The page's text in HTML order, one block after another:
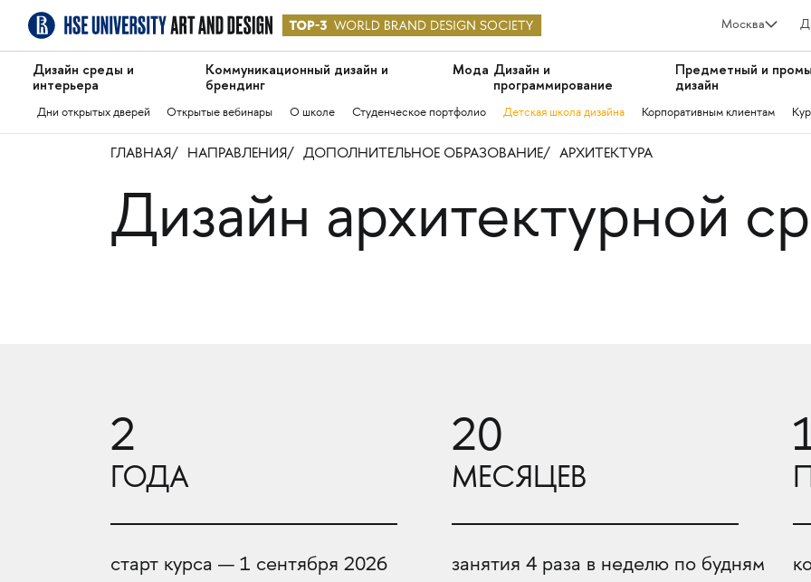
Москва
Дизайн среды и
интерьера
Коммуникационный дизайн и
брендинг
Мода Дизайн и
программирование
Предметный и
дизайн
Дни открытых дверей Открытые вебинары О школе Студенческое портфолио Детская школа дизайна Корпоративным клиентам
ГЛАВНАЯ НАПРАВЛЕНИЯ ДОПОЛНИТЕЛЬНОЕ ОБРАЗОВАНИЕ АРХИТЕКТУРА
Дизайн архитектурной
2
ГОДА
старт курса — 1 сентября 2026
20
МЕСЯЦЕВ
занятия 4 раза в неделю по будням